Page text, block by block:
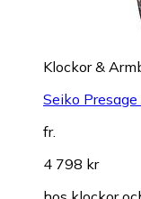
Klockor &
Seiko
fr.
4 798 kr